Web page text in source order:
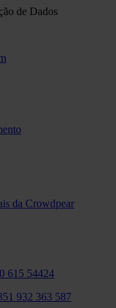
de Dados
da Crowdpear
615 54424
932 363 587